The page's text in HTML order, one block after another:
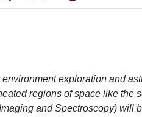
exploration and
regions of space like the
and Spectroscopy) will